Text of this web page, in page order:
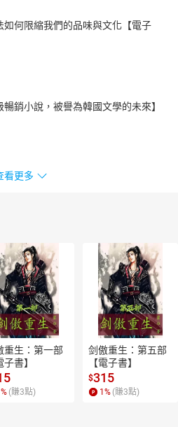
問，跟著愛吃＆愛發問的青蛙兄弟
咪會擺什麼攤子？大貓熊呢？穿
態習性，擺出不同的園遊會攤子，
加孩子的生物知識。
小青蛙，訓練孩子1～20數數的
，小青蛙的數量也隨之減少成19、
閱讀有趣故事的同時，也能訓練孩子
如何限縮我們的品味與文化【電子
銷小說，被譽為韓國文學的未來】
看更多
重生：第一部
子書】
% (賺3點)
剑傲重生：第五部
【電子書】
$315
1 % (賺3點)